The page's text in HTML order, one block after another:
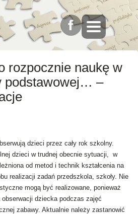
rozpocznie naukę w
podstawowej… –
dzieci przez cały rok szkolny.
dzieci w trudnej obecnie sytuacji, w
od metod i technik kształcenia na
realizacji zadań przedszkola, szkoły. Nie
mogą być realizowane, ponieważ
dziecka podczas zajęć
zabawy. Aktualnie należy zastanowić